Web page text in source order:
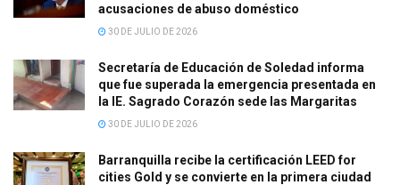
acusaciones de abuso doméstico
30 DE JULIO DE 2026
Secretaría de Educación de Soledad informa
que fue superada la emergencia presentada en
la IE. Sagrado Corazón sede las Margaritas
30 DE JULIO DE 2026
Barranquilla recibe la certificación LEED for
cities Gold y se convierte en la primera ciudad